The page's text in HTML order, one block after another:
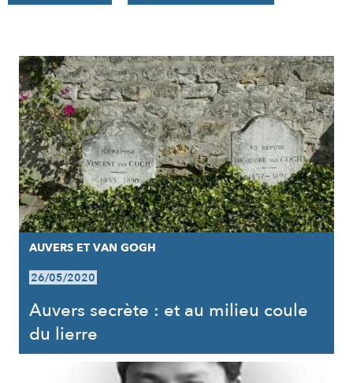
RÉSULTATS
AUVERS ET VAN GOGH
26/05/2020
Auvers secrète : et au milieu coule
du lierre